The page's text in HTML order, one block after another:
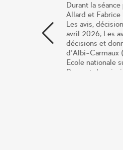
Durant la
Allard et Fabrice
Les avis,
avril 2026; Les
décisions et
d’Albi-Carmaux
Ecole nationale
Rapport de
l’université